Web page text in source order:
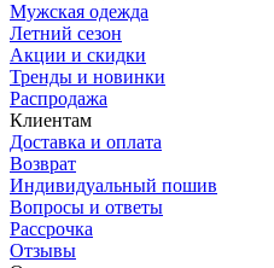
Мужская одежда
Летний сезон
Акции и скидки
Тренды и новинки
Распродажа
Клиентам
Доставка и оплата
Возврат
Индивидуальный пошив
Вопросы и ответы
Рассрочка
Отзывы